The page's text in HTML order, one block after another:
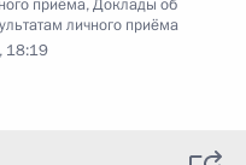
приёма,Доклады об
личного приёма
18:19